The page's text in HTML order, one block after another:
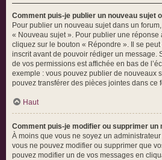
Comment puis-je publier un nouveau sujet
Pour publier un nouveau sujet dans un
« Nouveau sujet ». Pour publier une réponse
cliquez sur le bouton « Répondre ». Il se peut
inscrit avant de pouvoir rédiger un message.
de vos permissions est affichée en bas de
exemple : vous pouvez publier de nouveaux
pouvez transférer des pièces jointes dans ce
Haut
Comment puis-je modifier ou supprimer un
À moins que vous ne soyez un
vous ne pouvez modifier ou supprimer que
pouvez modifier un de vos messages en